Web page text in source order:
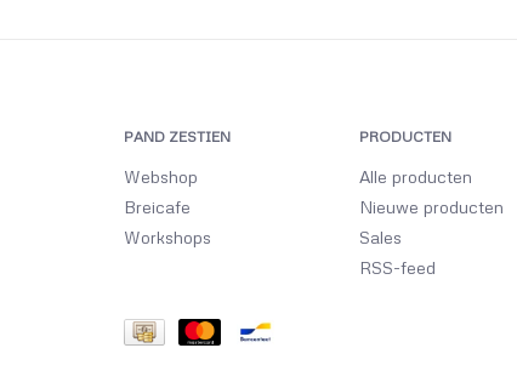
PAND ZESTIEN
Webshop
Breicafe
Workshops
PRODUCTEN
Alle producten
Nieuwe producten
Sales
RSS-feed